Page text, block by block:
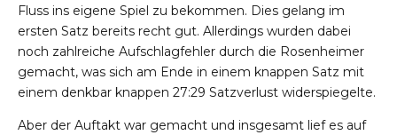
Fluss ins eigene Spiel zu bekommen. Dies gelang im
ersten Satz bereits recht gut. Allerdings wurden dabei
noch zahlreiche Aufschlagfehler durch die Rosenheimer
gemacht, was sich am Ende in einem knappen Satz mit
einem denkbar knappen 27:29 Satzverlust widerspiegelte.
Aber der Auftakt war gemacht und insgesamt lief es auf